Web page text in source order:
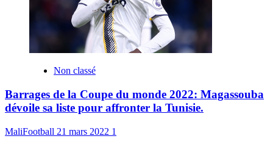
Non classé
Barrages de la Coupe du monde 2022: Magassouba
dévoile sa liste pour affronter la Tunisie.
MaliFootball 21 mars 2022 1